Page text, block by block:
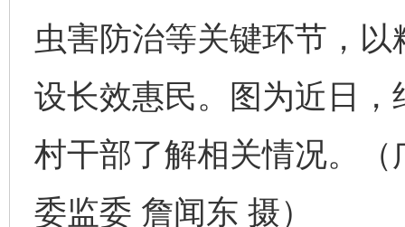
虫害防治等关键环节，
设长效惠民。图为近日
村干部了解相关情况。
委监委 詹闻东 摄）